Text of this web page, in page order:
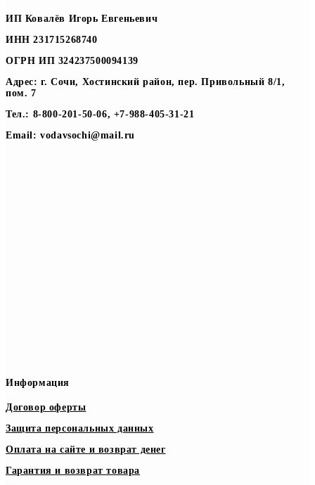
ИП Ковалёв Игорь Евгеньевич
ИНН 231715268740
ОГРН ИП 324237500094139
Адрес: г. Сочи, Хостинский район, пер. Привольный 8/1,
пом. 7
Тел.: 8-800-201-50-06, +7-988-405-31-21
Email: vodavsochi@mail.ru
Информация
Договор оферты
Защита персональных данных
Оплата на сайте и возврат денег
Гарантия и возврат товара